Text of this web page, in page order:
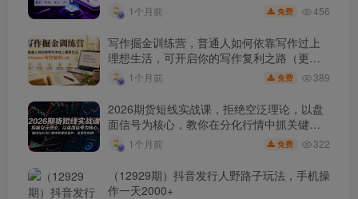
1个月前 免费 456
写作掘金训练营，普通人如何依靠写作过上
理想生活，可开启你的写作复利之路（更新6
月） 1个月前 免费 389
2026期货短线实战课，拒绝空泛理论，以盘
面信号为核心，教你在分化行情中抓关键品
种、避诱多陷阱
1个月前 免费 322
（12929期）抖音发行人野路子玩法，手机操
作一天2000+